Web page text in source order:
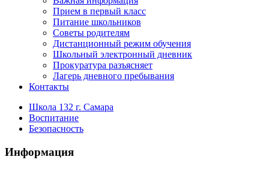
Прием в первый класс
Питание школьников
Советы родителям
Дистанционный режим обучения
Школьный электронный дневник
Прокуратура разъясняет
Лагерь дневного пребывания
Контакты
Школа 132 г. Самара
Воспитание
Безопасность
Информация